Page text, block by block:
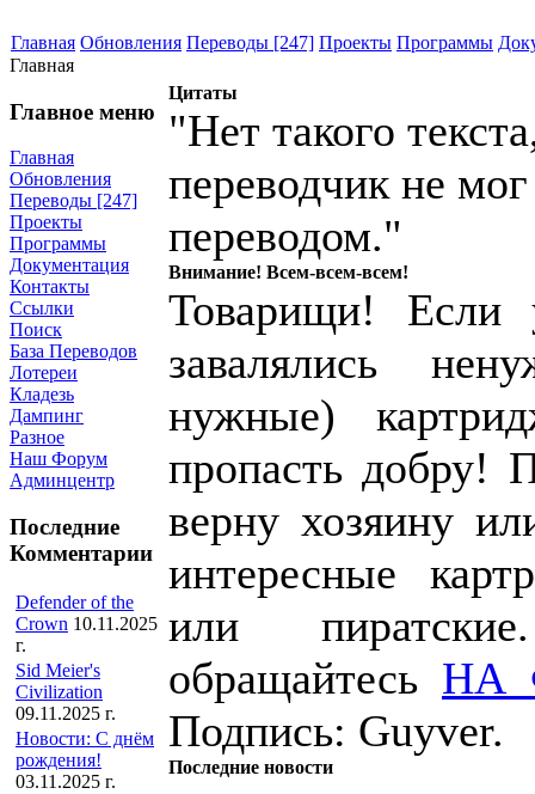
Главная Обновления Переводы [247] Проекты Программы
Главная
Главное меню
Главная
Обновления
Переводы [247]
Проекты
Программы
Документация
Контакты
Ссылки
Поиск
База Переводов
Лотереи
Кладезь
Дампинг
Разное
Наш Форум
Админцентр
Последние
Комментарии
Defender of the
Crown 10.11.2025
г.
Sid Meier's
Civilization
09.11.2025 г.
Новости: С днём
рождения!
03.11.2025 г.
Цитаты
"Нет такого
переводчик не
переводом."
Внимание! Всем-всем-всем!
Товарищи! Если
завалялись
нужные)
пропасть добру!
верну хозяину
интересные
или
обращайтесь НА
Подпись: Guyver.
Последние новости